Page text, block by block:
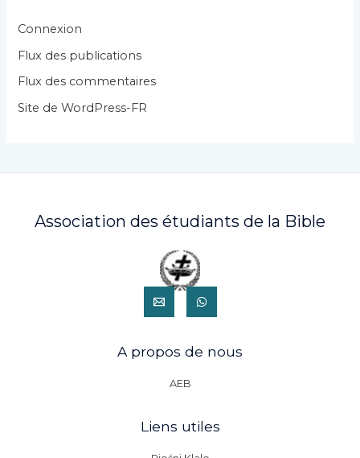
r
i
e
Connexion
Flux des publications
Flux des commentaires
Site de WordPress-FR
Association des étudiants de la Bible
A propos de nous
AEB
Liens utiles